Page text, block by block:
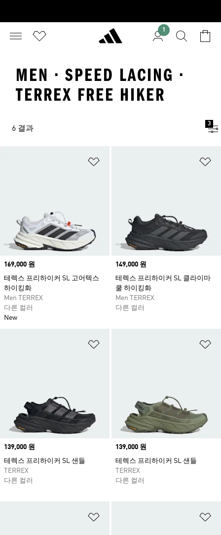
1
MEN · SPEED LACING ·
TERREX FREE HIKER
6 결과
3
Price
169,000 원
테렉스 프리하이커 SL 고어텍스
하이킹화
Men TERREX
다른 컬러
New
Price
149,000 원
테렉스 프리하이커 SL 클라이마
쿨 하이킹화
Men TERREX
다른 컬러
Price
139,000 원
테렉스 프리하이커 SL 샌들
TERREX
다른 컬러
Price
139,000 원
테렉스 프리하이커 SL 샌들
TERREX
다른 컬러